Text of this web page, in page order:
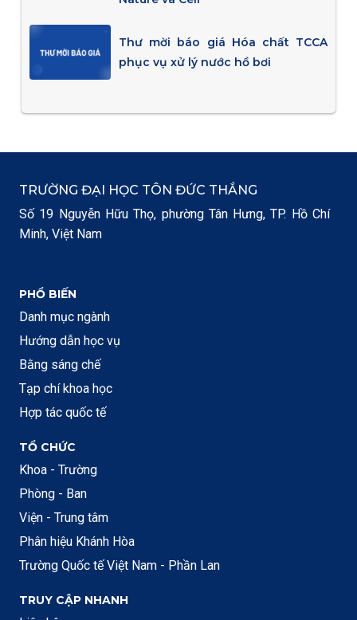
Thư mời báo giá Hóa chất TCCA
phục vụ xử lý nước hồ bơi
TRƯỜNG ĐẠI HỌC TÔN ĐỨC THẮNG
Số 19 Nguyễn Hữu Thọ, phường Tân Hưng, TP. Hồ Chí
Minh, Việt Nam
PHỔ BIẾN
Danh mục ngành
Hướng dẫn học vụ
Bằng sáng chế
Tạp chí khoa học
Hợp tác quốc tế
TỔ CHỨC
Khoa - Trường
Phòng - Ban
Viện - Trung tâm
Phân hiệu Khánh Hòa
Trường Quốc tế Việt Nam - Phần Lan
TRUY CẬP NHANH